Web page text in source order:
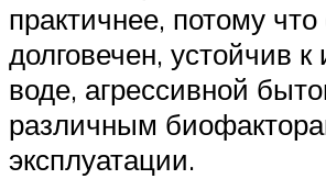
практичнее, потому что
долговечен, устойчив
воде, агрессивной
различным
эксплуатации.